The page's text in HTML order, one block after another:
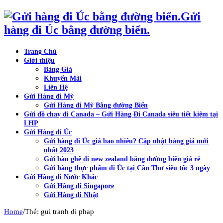
Gửi
hàng đi Úc bằng đường biển.
Trang Chủ
Giới thiệu
Bảng Giá
Khuyến Mãi
Liên Hệ
Gửi Hàng đi Mỹ
Gửi Hàng đi Mỹ Bằng đường Biển
Gửi đồ chay đi Canada – Gửi Hàng Đi Canada siêu tiết kiệm tại
LHP
Gửi Hàng đi Úc
Gửi hàng đi Úc giá bao nhiêu? Cập nhật bảng giá mới
nhất 2023
Gửi bàn ghế đi new zealand bằng đường biển giá rẻ
Gửi hàng thực phẩm đi Úc tại Cần Thơ siêu tốc 3 ngày
Gửi Hàng đi Nước Khác
Gửi Hàng đi Singapore
Gửi Hàng đi Nhật
Home/Thẻ: gui tranh di phap